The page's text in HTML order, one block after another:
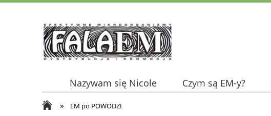
Nazywam się Nicole Czym są EM-y?
» EM po POWODZI